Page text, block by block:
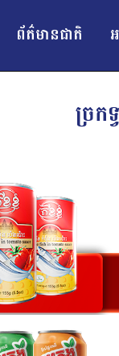
ព័ត៌មានជាតិ
ច្រក